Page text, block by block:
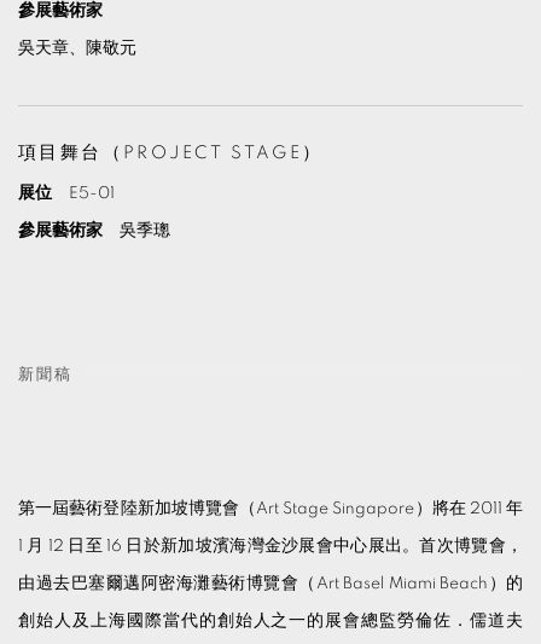
參展藝術家
吳天章、陳敬元
項目舞台（PROJECT STAGE）
展位 E5-01
參展藝術家 吳季璁
新聞稿
第一屆藝術登陸新加坡博覽會（Art Stage Singapore）將在 2011 年
1 月 12 日至 16 日於新加坡濱海灣金沙展會中心展出。首次博覽會，
由過去巴塞爾邁阿密海灘藝術博覽會（Art Basel Miami Beach）的
創始人及上海國際當代的創始人之一的展會總監勞倫佐．儒道夫